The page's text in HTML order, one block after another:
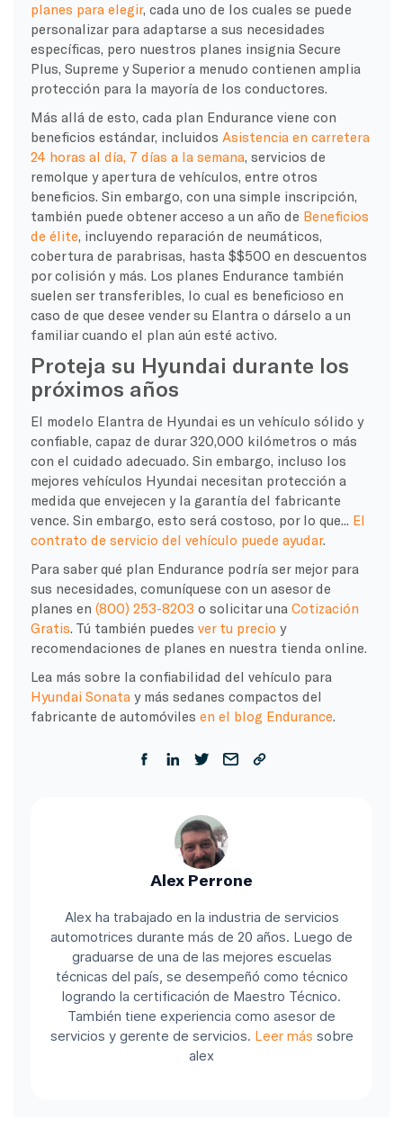
planes para elegir, cada uno de los cuales se puede
personalizar para adaptarse a sus necesidades
específicas, pero nuestros planes insignia Secure
Plus, Supreme y Superior a menudo contienen amplia
protección para la mayoría de los conductores.
Más allá de esto, cada plan Endurance viene con
beneficios estándar, incluidos Asistencia en carretera
24 horas al día, 7 días a la semana, servicios de
remolque y apertura de vehículos, entre otros
beneficios. Sin embargo, con una simple inscripción,
también puede obtener acceso a un año de Beneficios
de élite, incluyendo reparación de neumáticos,
cobertura de parabrisas, hasta $$500 en descuentos
por colisión y más. Los planes Endurance también
suelen ser transferibles, lo cual es beneficioso en
caso de que desee vender su Elantra o dárselo a un
familiar cuando el plan aún esté activo.
Proteja su Hyundai durante los
próximos años
El modelo Elantra de Hyundai es un vehículo sólido y
confiable, capaz de durar 320,000 kilómetros o más
con el cuidado adecuado. Sin embargo, incluso los
mejores vehículos Hyundai necesitan protección a
medida que envejecen y la garantía del fabricante
vence. Sin embargo, esto será costoso, por lo que... El
contrato de servicio del vehículo puede ayudar.
Para saber qué plan Endurance podría ser mejor para
sus necesidades, comuníquese con un asesor de
planes en (800) 253-8203 o solicitar una Cotización
Gratis. Tú también puedes ver tu precio y
recomendaciones de planes en nuestra tienda online.
Lea más sobre la confiabilidad del vehículo para
Hyundai Sonatay más sedanes compactos del
fabricante de automóviles en el blog Endurance.
Alex Perrone
Alex ha trabajado en la industria de servicios
automotrices durante más de 20 años. Luego de
graduarse de una de las mejores escuelas
técnicas del país, se desempeñó como técnico
logrando la certificación de Maestro Técnico.
También tiene experiencia como asesor de
servicios y gerente de servicios. Leer más sobre
alex